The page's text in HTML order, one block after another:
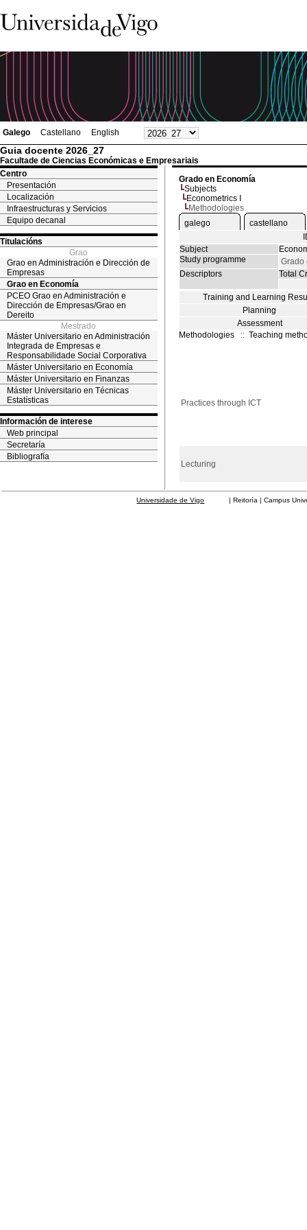
Galego Castellano English
Guia docente 2026_27
Facultade de Ciencias Económicas e Empresariais
Centro
Presentación
Localización
Infraestructuras y Servicios
Equipo decanal
Titulacións
Grao
Grao en Administración e Dirección de
Empresas
Grao en Economía
PCEO Grao en Administración e
Dirección de Empresas/Grao en
Dereito
Mestrado
Máster Universitario en Administración
Integrada de Empresas e
Responsabilidade Social Corporativa
Máster Universitario en Economía
Máster Universitario en Finanzas
Máster Universitario en Técnicas
Estatísticas
Información de interese
Web principal
Secretaría
Bibliografía
Grado en Economía
Subjects
Econometrics I
Methodologies
galego
castellano
Subject
Study programme
Grado
Descriptors
Total
Training and Learning
Planning
Assessment
Methodologies
:: Teaching
Practices through ICT
Lecturing
Universidade de Vigo | Reitoría | Campus